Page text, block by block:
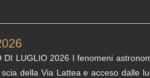
DI LUGLIO 2026 I fenomeni
della Via Lattea e acceso dalle